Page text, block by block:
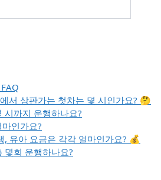
서 상판가는 첫차는 몇 시인가요? 🤔
시까지 운행하나요?
인가요?
, 유아 요금은 각각 얼마인가요? 💰
몇회 운행하나요?